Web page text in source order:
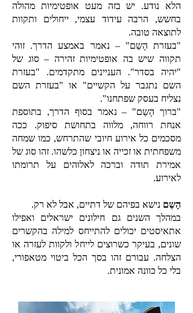
הלא נודע. יש בזה מעט אופטימיות מהולה
בחשש, הרבה עידוד עצמי, ייחולים ותקוות
לתוצאה טובה.
"בעזרת הָשֵם" – נאמר באמצע הדרך. זוהי
תקווה שיש בה אופטימיות זהירה – סוג של
"יהיה בסדר". העניינים מתקדמים. "בעזרת
השם נתגבר על הקשיים" או "בעזרת השם
נצליח בעסק שפתחנו".
"ברוך הָשֵם" – נאמר בסוף הדרך, בתוספת
אנחת רווחה, מלווה בתחושת סיפוק. ככה
מסכמים כל אירוע חיובי שהתרחש, כמו שמחה
משפחתית או זכייה או ניצחון כלשהו. זהו סוג של
אמירת תודה וברכה לאלוהים על תרומתו
לאירוע.
הָשֵם נישא בפיהם של דתיים, אבל לא רק.
במהלך השנים גם חילונים ישראלים ואפילו
אתאיסטים יכולים להתייחס למילה בהקשרים
שונים, בעיקר כשרוצים לייחל ולקוות לעזרה או
הצלחה. עבורם זהו בסך הכל ביטוי מטאפורי,
בלי כל כוונה אמונית.